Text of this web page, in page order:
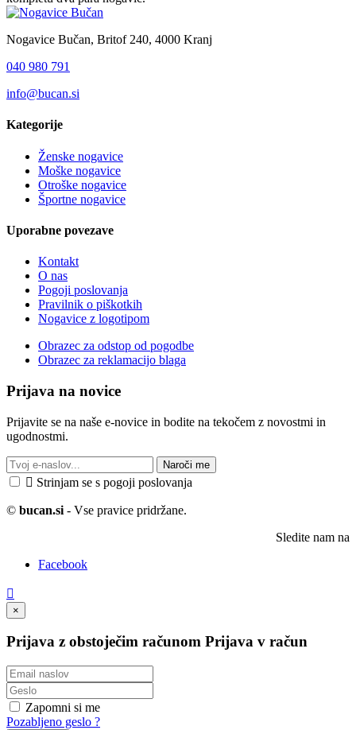
Nogavice Bučan, Britof 240, 4000 Kranj
040 980 791
info@bucan.si
Kategorije
Ženske nogavice
Moške nogavice
Otroške nogavice
Športne nogavice
Uporabne povezave
Kontakt
O nas
Pogoji poslovanja
Pravilnik o piškotkih
Nogavice z logotipom
Obrazec za odstop od pogodbe
Obrazec za reklamacijo blaga
Prijava na novice
Prijavite se na naše e-novice in bodite na tekočem z novostmi in
ugodnostmi.
Naroči me
 Strinjam se s pogoji poslovanja
© bucan.si - Vse pravice pridržane.
Sledite nam na
Facebook

×
Prijava z obstoječim računom Prijava v račun
Zapomni si me
Pozabljeno geslo ?